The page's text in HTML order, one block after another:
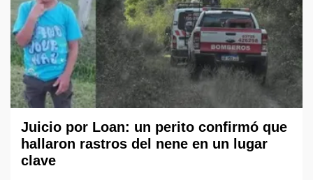
Juicio por Loan: un perito confirmó que
hallaron rastros del nene en un lugar
clave